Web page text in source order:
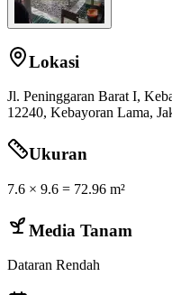
Lokasi
Jl. Peninggaran Barat I,
12240, Kebayoran Lama,
Ukuran
7.6 × 9.6 = 72.96 m²
Media Tanam
Dataran Rendah